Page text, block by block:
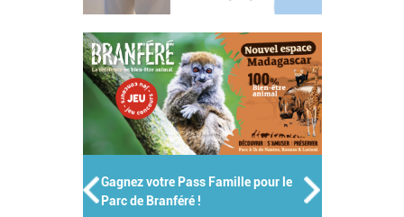
Gagnez votre Pass Famille pour le
Parc de Branféré !